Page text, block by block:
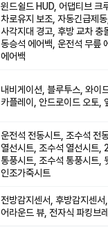
윈드쉴드 HUD, 어댑티브 크
차로유지 보조, 자동긴급제동
사각지대 경고, 후방 교차 충
동승석 에어백, 운전석 무릎
에어백
내비게이션, 블루투스, 와이
카플레이, 안드로이드 오토,
운전석 전동시트, 조수석 전
열선시트, 조수석 열선시트,
통풍시트, 조수석 통풍시트,
인조가죽시트
전방감지센서, 후방감지센서
어라운드 뷰, 전자식 파킹브